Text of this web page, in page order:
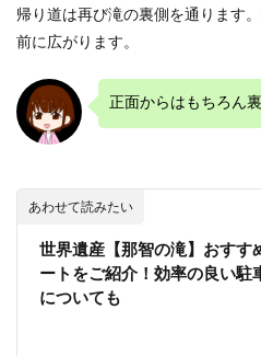
帰り道は再び滝の裏側を通ります
前に広がります。
正面からはもちろん
あわせて読みたい
世界遺産【那智の滝】おすす
ートをご紹介！効率の良い駐
についても